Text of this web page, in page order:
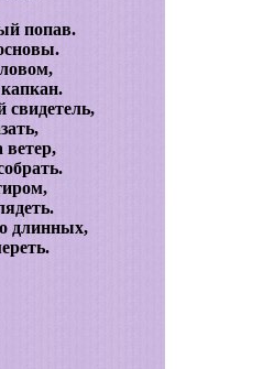
попав.
ветер,
длинных,